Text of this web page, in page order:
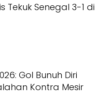
Tekuk Senegal 3-1 di
Gol Bunuh Diri
Kontra Mesir